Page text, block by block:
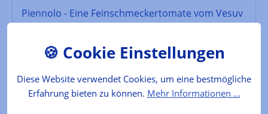
Piennolo - Eine Feinschmeckertomate vom Vesuv
Die Piennolo-Tomate verdankt ihren Namen einer
Der Produzent
Folgende Infos zum Hersteller sind verfübar...
Diese Website verwendet Cookies, um eine bestmögliche
Erfahrung bieten zu können. Mehr Informationen ...